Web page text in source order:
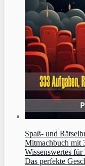
Spaß- und
Mitmachbuch mit
Wissenswertes
Das perfekte